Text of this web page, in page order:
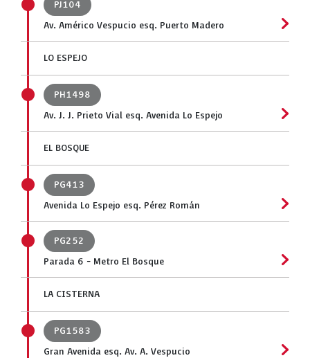
PJ104
Av. Américo Vespucio esq. Puerto Madero
LO ESPEJO
PH1498
Av. J. J. Prieto Vial esq. Avenida Lo Espejo
EL BOSQUE
PG413
Avenida Lo Espejo esq. Pérez Román
PG252
Parada 6 - Metro El Bosque
LA CISTERNA
PG1583
Gran Avenida esq. Av. A. Vespucio